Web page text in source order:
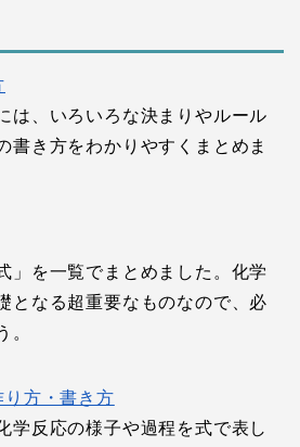
は、いろいろな決まりやルール
書き方をわかりやすくまとめま
」を一覧でまとめました。化学
となる超重要なものなので、必
。
り方・書き方
学反応の様子や過程を式で表し